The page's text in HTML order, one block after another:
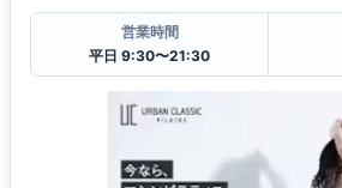
営業時間
平日 9:30〜21:30